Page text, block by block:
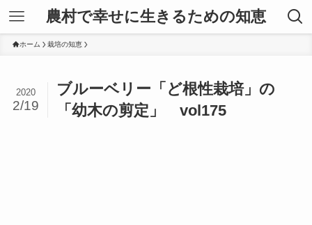
農村で幸せに生きるための知恵
ホーム 栽培の知恵
ブルーベリー「ど根性栽培」の
「幼木の剪定」 vol175
2020
2/19